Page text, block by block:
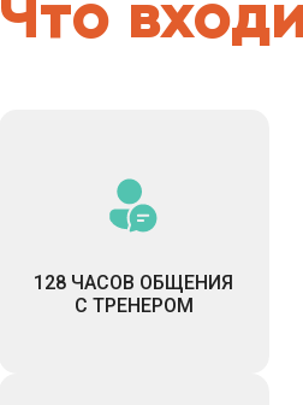
128 ЧАСОВ ОБЩЕНИЯ
С ТРЕНЕРОМ